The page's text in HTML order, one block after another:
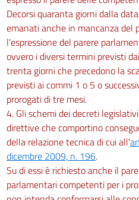
Decorsi quaranta giorni dalla
emanati anche in mancanza del
l'espressione del parere
ovvero i diversi termini previsti
trenta giorni che precedono la
previsti ai commi 1 o 5 o
prorogati di tre mesi.
4. Gli schemi dei decreti
direttive che comportino
della relazione tecnica di cui all'
dicembre 2009, n. 196.
Su di essi è richiesto anche il
parlamentari competenti per i